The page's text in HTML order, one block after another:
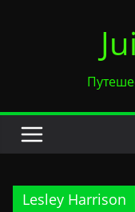
Lesley Harrison